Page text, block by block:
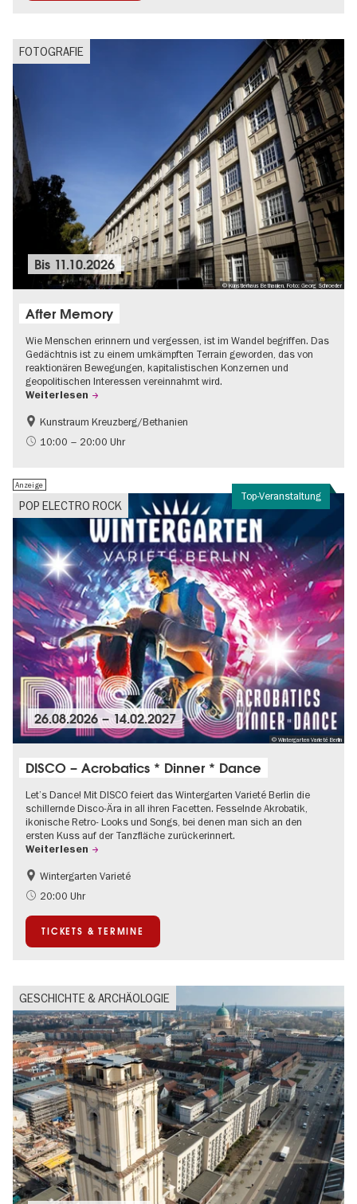
FOTOGRAFIE
© Künstlerhaus Bethanien, Foto: Georg Schroeder
Bis 11.10.2026
After Memory
Wie Menschen erinnern und vergessen, ist im Wandel begriffen. Das
Gedächtnis ist zu einem umkämpften Terrain geworden, das von
reaktionären Bewegungen, kapitalistischen Konzernen und
geopolitischen Interessen vereinnahmt wird.
Weiterlesen
Gratis
International
Kunstraum Kreuzberg/Bethanien
10:00 – 20:00 Uhr
Top-Veranstaltung
POP ELECTRO ROCK
Anzeige
© Wintergarten Varieté Berlin
26.08.2026–14.02.2027
DISCO – Acrobatics * Dinner * Dance
Let’s Dance! Mit DISCO feiert das Wintergarten Varieté Berlin die
schillernde Disco-Ära in all ihren Facetten. Fesselnde Akrobatik,
ikonische Retro- Looks und Songs, bei denen man sich an den
ersten Kuss auf der Tanzfläche zurückerinnert.
Weiterlesen
Food
Kultursommer
Wintergarten Varieté
20:00 Uhr
TICKETS & TERMINE
GESCHICHTE & ARCHÄOLOGIE